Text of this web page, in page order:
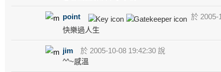
point
於 2005-
快樂過人生
jim
於 2005-10-08 19:42:30 說
^^~感溫